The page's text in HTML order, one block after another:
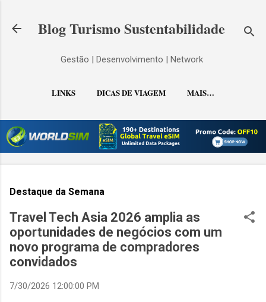
Blog Turismo Sustentabilidade
Gestão | Desenvolvimento | Network
LINKS DICAS DE VIAGEM MAIS…
CONTATO
Destaque da Semana
Travel Tech Asia 2026 amplia as
oportunidades de negócios com um
novo programa de compradores
convidados
7/30/2026 12:00:00 PM